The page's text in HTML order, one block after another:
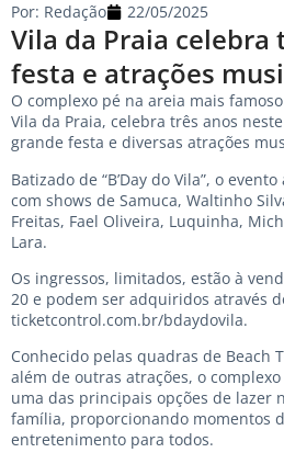
Vila da Praia celebra
festa e atrações
Por: Redação 22/05/2025
O complexo pé na areia mais
Vila da Praia, celebra três anos
grande festa e diversas atrações
Batizado de “B’Day do Vila”, o
com shows de Samuca, Waltinho
Freitas, Fael Oliveira, Luquinha,
Lara.
Os ingressos, limitados, estão à
20 e podem ser adquiridos através
ticketcontrol.com.br/bdaydovila.
Conhecido pelas quadras de Beach
além de outras atrações, o
uma das principais opções de lazer
família, proporcionando momentos
entretenimento para todos.